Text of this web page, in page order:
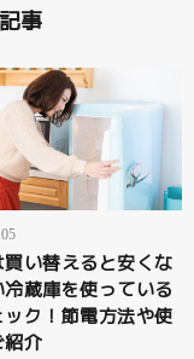
事
い替えると安くな
冷蔵庫を使っている
ク！節電方法や使
紹介